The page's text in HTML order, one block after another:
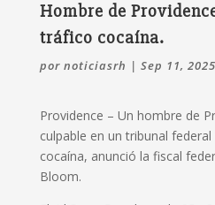
Hombre de
tráfico cocaína.
por noticiasrh | Sep 11, 2025
Providence – Un hombre de
culpable en un tribunal
cocaína, anunció la fiscal
Bloom.